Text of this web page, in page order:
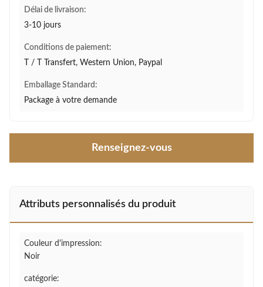
Délai de livraison:
3-10 jours
Conditions de paiement:
T / T Transfert, Western Union, Paypal
Emballage Standard:
Package à votre demande
Renseignez-vous
Attributs personnalisés du produit
Couleur d'impression:
Noir
catégorie: